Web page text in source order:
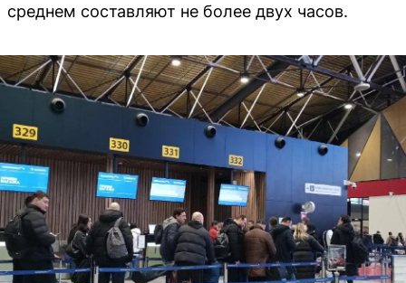
среднем составляют не более двух часов.